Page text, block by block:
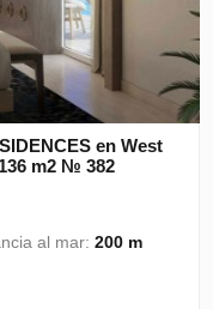
en West
m2 № 382
al mar:200 m